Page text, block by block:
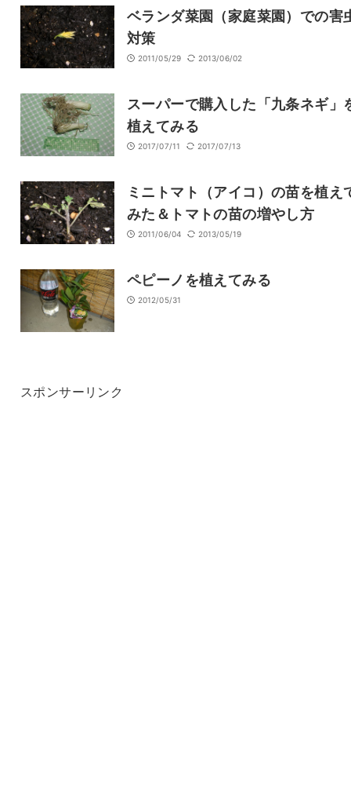
ベランダ菜園（家庭菜園）での害
対策
2011/05/29 2013/06/02
スーパーで購入した「九条ネギ」
植えてみる
2017/07/11 2017/07/13
ミニトマト（アイコ）の苗を植え
みた＆トマトの苗の増やし方
2011/06/04 2013/05/19
ペピーノを植えてみる
2012/05/31
スポンサーリンク